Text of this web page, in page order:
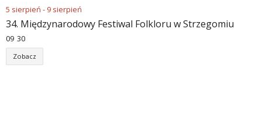
5 sierpień - 9 sierpień
34. Międzynarodowy Festiwal Folkloru w Strzegomiu
09 30
Zobacz